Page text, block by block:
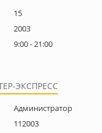
15
2003
9:00 - 21:00
ЭКСПРЕСС
Администратор
112003